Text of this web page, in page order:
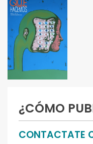
¿CÓMO
CONTACTATE